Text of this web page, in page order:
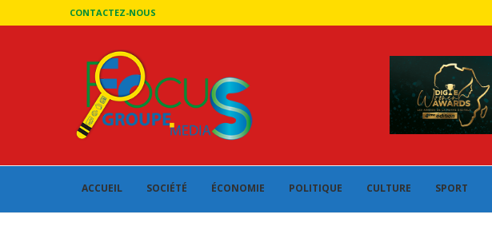
CONTACTEZ-NOUS
ACCUEIL SOCIÉTÉ ÉCONOMIE POLITIQUE CULTURE SPORT